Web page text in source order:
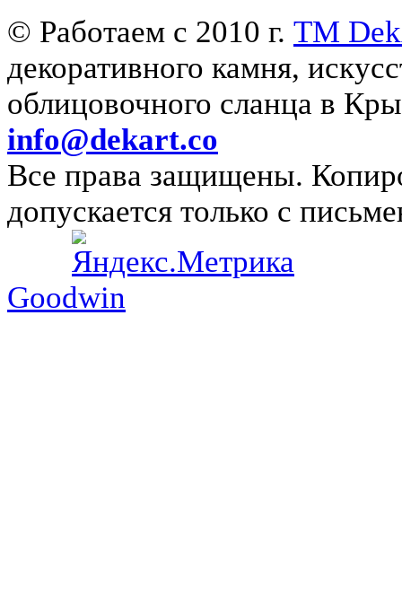
© Работаем с 2010 г. ТМ
декоративного камня,
облицовочного сланца
info@dekart.co
Все права защищены.
допускается только с
Goodwin